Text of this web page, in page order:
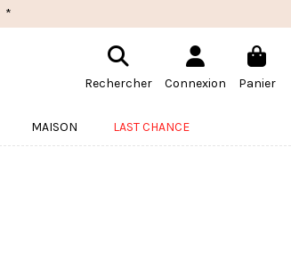
*
Rechercher Connexion Panier
MAISON LAST CHANCE